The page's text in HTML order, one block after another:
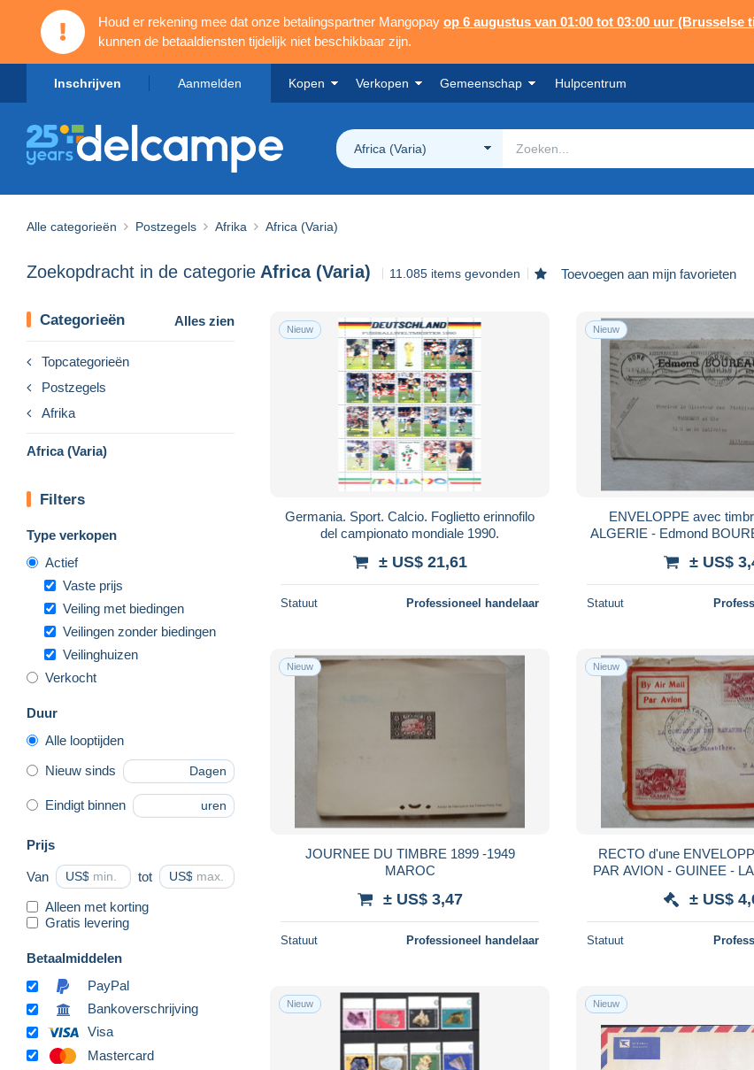
Houd er rekening mee dat onze betalingspartner Mangopay op 6 augustus van 01:00 tot 03:00 uur (Brusselse
kunnen de betaaldiensten tijdelijk niet beschikbaar zijn.
Inschrijven Aanmelden Kopen Verkopen Gemeenschap Hulpcentrum
Africa (Varia)
Alle categorieën Postzegels Afrika Africa (Varia)
Zoekopdracht in de categorie Africa (Varia) 11.085 items gevonden Toevoegen aan mijn favorieten
Categorieën Alles zien
Topcategorieën
Postzegels
Afrika
Africa (Varia)
Filters
Type verkopen
Actief
Vaste prijs
Veiling met biedingen
Veilingen zonder biedingen
Veilinghuizen
Verkocht
Duur
Alle looptijden
Nieuw sinds Dagen
Eindigt binnen uren
Prijs
Van US$ tot US$
Alleen met korting
Gratis levering
Betaalmiddelen
PayPal
Bankoverschrijving
Visa
Mastercard
Nieuw
Germania. Sport. Calcio. Foglietto erinnofilo
del campionato mondiale 1990.
± US$ 21,61
Statuut Professioneel handelaar
Nieuw
ENVELOPPE avec
ALGERIE - Edmond
± US$
Statuut
Nieuw
JOURNEE DU TIMBRE 1899 -1949
MAROC
± US$ 3,47
Statuut Professioneel handelaar
Nieuw
RECTO d'une
PAR AVION - GUINEE -
± US$
Statuut
Nieuw Nieuw